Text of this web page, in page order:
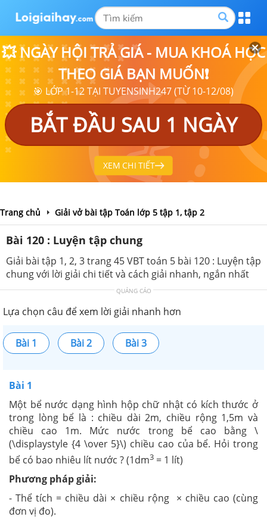
💥 NGÀY HỘI TRẢ GIÁ - MUA KHOÁ HỌC
THEO GIÁ BẠN MUỐN❗
🎯 LỚP 1-12 TẠI TUYENSINH247 (TỪ 10-12/08)
BẮT ĐẦU SAU 1 NGÀY
XEM CHI TIẾT
Trang chủ Giải vở bài tập Toán lớp 5 tập 1, tập 2
Bài 120 : Luyện tập chung
Giải bài tập 1, 2, 3 trang 45 VBT toán 5 bài 120 : Luyện tập
chung với lời giải chi tiết và cách giải nhanh, ngắn nhất
QUẢNG CÁO
Lựa chọn câu để xem lời giải nhanh hơn
Bài 1 Bài 2 Bài 3
Bài 1
Một bể nước dạng hình hộp chữ nhật có kích thước ở
trong lòng bể là : chiều dài 2m, chiều rộng 1,5m và
chiều cao 1m. Mức nước trong bể cao bằng \
(\displaystyle {4 \over 5}\) chiều cao của bể. Hỏi trong
bể có bao nhiêu lít nước ? (1dm3 = 1 lít)
Phương pháp giải:
- Thể tích = chiều dài × chiều rộng × chiều cao (cùng
đơn vị đo).